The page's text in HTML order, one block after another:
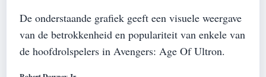
De onderstaande grafiek geeft een visuele weergave
van de betrokkenheid en populariteit van enkele van
de hoofdrolspelers in Avengers: Age Of Ultron.